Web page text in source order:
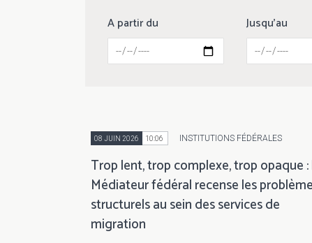
A partir du Jusqu'au
08 JUIN 2026 10:06 INSTITUTIONS FÉDÉRALES
Trop lent, trop complexe, trop opaque :
Médiateur fédéral recense les
structurels au sein des services de
migration